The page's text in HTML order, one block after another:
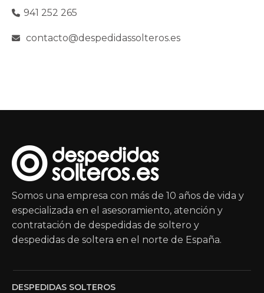
941 252 265
contacto@despedidassolteros.es
Somos una empresa con más de 10 años de vida y
especializada en el asesoramiento, atención y
contratación de despedidas de soltero y
despedidas de soltera en el norte de España.
DESPEDIDAS SOLTEROS